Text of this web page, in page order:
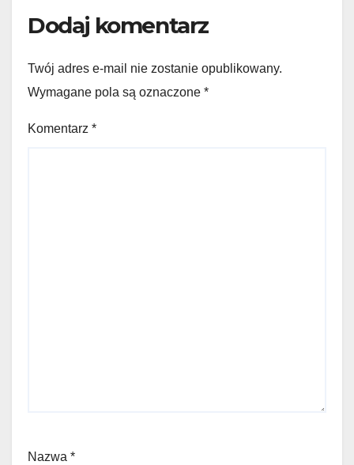
Dodaj komentarz
Twój adres e-mail nie zostanie opublikowany.
Wymagane pola są oznaczone *
Komentarz *
Nazwa *